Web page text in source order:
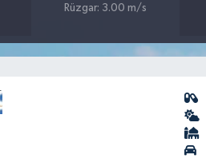
Rüzgar: 3.00 m/s